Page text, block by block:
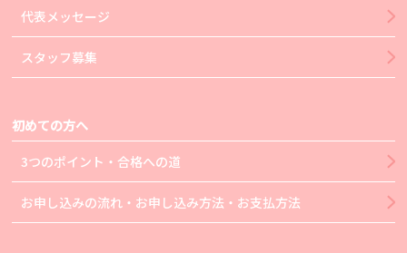
代表メッセージ
スタッフ募集
初めての方へ
3つのポイント・合格への道
お申し込みの流れ・お申し込み方法・お支払方法